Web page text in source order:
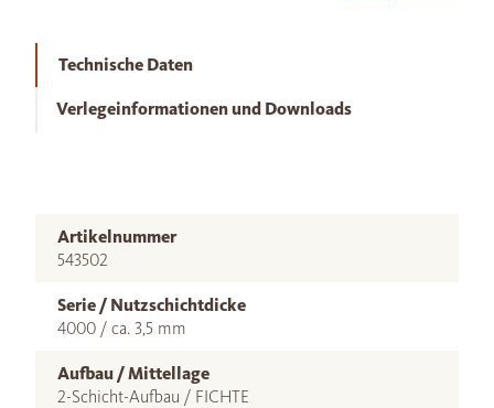
Technische Daten
Verlegeinformationen und Downloads
Artikelnummer
543502
Serie / Nutzschichtdicke
4000 / ca. 3,5 mm
Aufbau / Mittellage
2-Schicht-Aufbau / FICHTE